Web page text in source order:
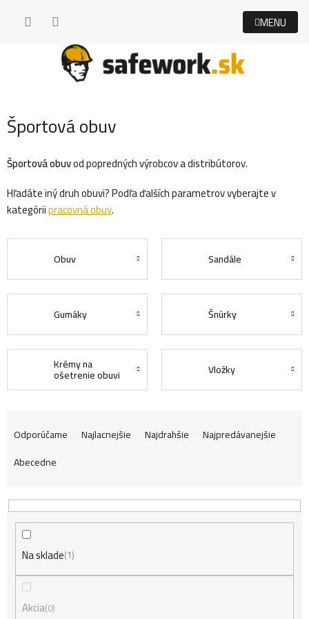
Športová obuv
Športová obuvod popredných výrobcov a distribútorov.
Hľadáte iný druh obuvi? Podľa ďalších parametrov vyberajte v
kategóriipracovná obuv.
Obuv Sandále
Gumáky Šnúrky
Krémy na
ošetrenie obuvi Vložky
R
a
d
e
Odporúčame Najlacnejšie Najdrahšie
Najpredávanejšie
Abecedne
Na sklade 1
Akcia 0